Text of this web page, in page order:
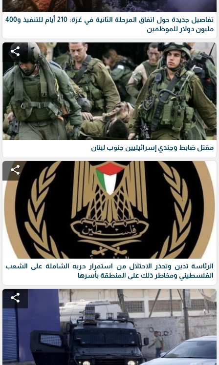
تفاصيل جديدة حول اتفاق المرحلة الثانية في غزة: 210 أيام للتنفيذ و400
مليون دولار للموظفين
share
مقتل ضابط وجندي إسرائيليين جنوب لبنان
share
الرئاسة تدين وتحذر الاحتلال من استمرار حربه الشاملة على الشعب
الفلسطيني ومخاطر ذلك على المنطقة بأسرها
share